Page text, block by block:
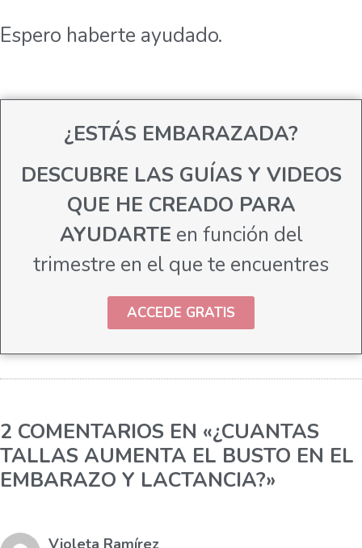
Espero haberte ayudado.
¿ESTÁS EMBARAZADA?
DESCUBRE LAS GUÍAS Y VIDEOS
QUE HE CREADO PARA
AYUDARTE en función del
trimestre en el que te encuentres
ACCEDE GRATIS
2 COMENTARIOS EN «¿CUANTAS
TALLAS AUMENTA EL BUSTO EN EL
EMBARAZO Y LACTANCIA?»
Violeta Ramírez